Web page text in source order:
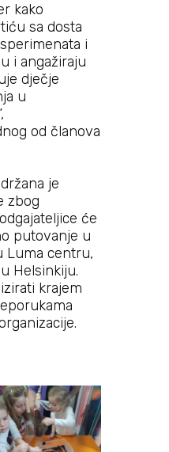
kako
sa dosta
i
i angažiraju
dječje
u
od članova
je
zbog
će
putovanje u
Luma centru,
Helsinkiju.
krajem